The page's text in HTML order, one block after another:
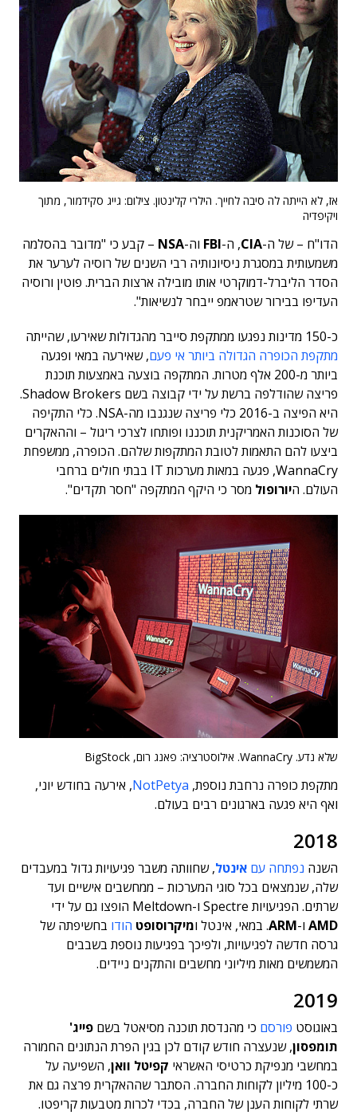
אז, לא הייתה לה סיבה לחייך. הילרי קלינטון. צילום: גייג סקידמור, מתוך
ויקיפדיה
הדו"ח – של ה-CIA, ה-FBI וה-NSA – קבע כי "מדובר בהסלמה
משמעותית במסגרת ניסיונותיה רבי השנים של רוסיה לערער את
הסדר הליברל-דמוקרטי אותו מובילה ארצות הברית. פוטין ורוסיה
העדיפו בבירור שטראמפ ייבחר לנשיאות".
כ-150 מדינות נפגעו ממתקפת סייבר מהגדולות שאירעו, שהייתה
מתקפת הכופרה הגדולה ביותר אי פעם, שאירעה במאי ופגעה
ביותר מ-200 אלף מטרות. המתקפה בוצעה באמצעות תוכנת
פריצה שהודלפה ברשת על ידי קבוצה בשם Shadow Brokers.
היא הפיצה ב-2016 כלי פריצה שנגנבו מה-NSA. כלי התקיפה
של הסוכנות האמריקנית תוכננו ופותחו לצרכי ריגול – וההאקרים
ביצעו להם התאמות לטובת המתקפות שלהם. הכופרה, ממשפחת
WannaCry, פגעה במאות מערכות IT בבתי חולים ברחבי
העולם. היורופול מסר כי היקף המתקפה "חסר תקדים".
שלא נדע. WannaCry. אילוסטרציה: פאנג רום, BigStock
מתקפת כופרה נרחבת נוספת, NotPetya, אירעה בחודש יוני,
ואף היא פגעה בארגונים רבים בעולם.
2018
השנה נפתחה עם אינטל, שחוותה משבר פגיעויות גדול במעבדים
שלה, שנמצאים בכל סוגי המערכות – ממחשבים אישיים ועד
שרתים. הפגיעויות Spectre ו-Meltdown הופצו גם על ידי
AMD ו-ARM. במאי, אינטל ומיקרוסופט הודו בחשיפתה של
גרסה חדשה לפגיעויות, ולפיכך בפגיעות נוספת בשבבים
המשמשים מאות מיליוני מחשבים והתקנים ניידים.
2019
באוגוסט פורסם כי מהנדסת תוכנה מסיאטל בשם פייג'
תומפסון, שנעצרה חודש קודם לכן בגין הפרת הנתונים החמורה
במחשבי מנפיקת כרטיסי האשראי קפיטל וואן, השפיעה על
כ-100 מיליון לקוחות החברה. הסתבר שההאקרית פרצה גם את
שרתי לקוחות הענן של החברה, בכדי לכרות מטבעות קריפטו.